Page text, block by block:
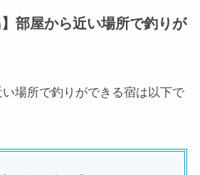
】部屋から近い場所で釣りが
場所で釣りができる宿は以下で